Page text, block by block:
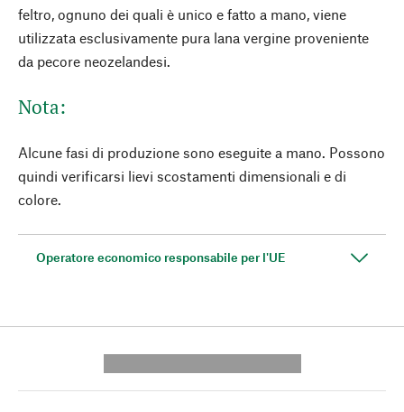
feltro, ognuno dei quali è unico e fatto a mano, viene
utilizzata esclusivamente pura lana vergine proveniente
da pecore neozelandesi.
Nota:
Alcune fasi di produzione sono eseguite a mano. Possono
quindi verificarsi lievi scostamenti dimensionali e di
colore.
Operatore economico responsabile per l'UE